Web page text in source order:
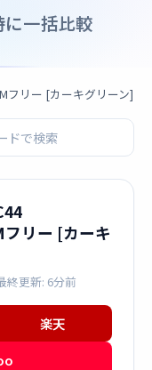
一括比較
フリー [カーキグリーン]
リー [カーキ
終更新: 6分前
楽天